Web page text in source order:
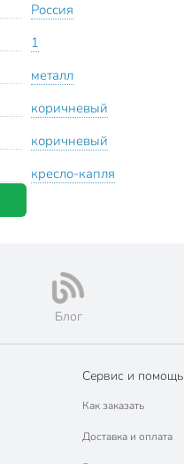
Россия
1
металл
коричневый
коричневый
кресло-капля
Блог
Сервис и помощь
Как заказать
Доставка и оплата